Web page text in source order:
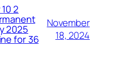
2
2025
for 36
November
18, 2024